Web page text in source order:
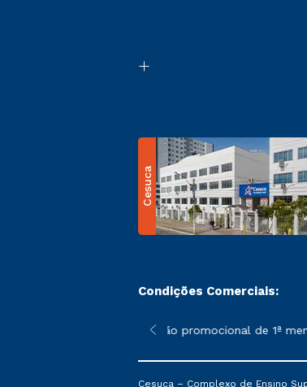
Cesuca
Condições Comerciais:
sofrer alterações nos períodos de
*A condição promocional de 1ª
Cesuca – Complexo de Ensino